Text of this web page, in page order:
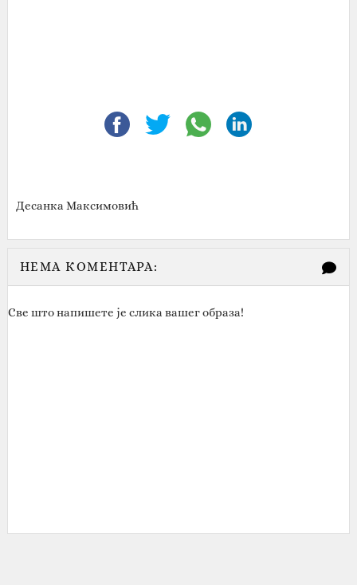
Десанка Максимовић
НЕМА КОМЕНТАРА:
Све што напишете је слика вашег образа!